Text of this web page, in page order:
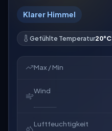
Klarer Himmel
Gefühlte Temperatur20°C
Max / Min
Wind
Luftfeuchtigkeit